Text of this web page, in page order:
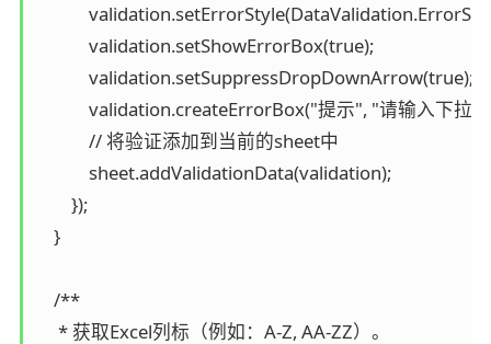
            validation.setShowErrorBox(true);
            validation.setSuppressDropDownArrow(true);
validation.createErrorBox("提示", "请输入下拉
            // 将验证添加到当前的sheet中
            sheet.addValidationData(validation);
        });
    }
    /**
     * 获取Excel列标（例如：A-Z, AA-ZZ）。